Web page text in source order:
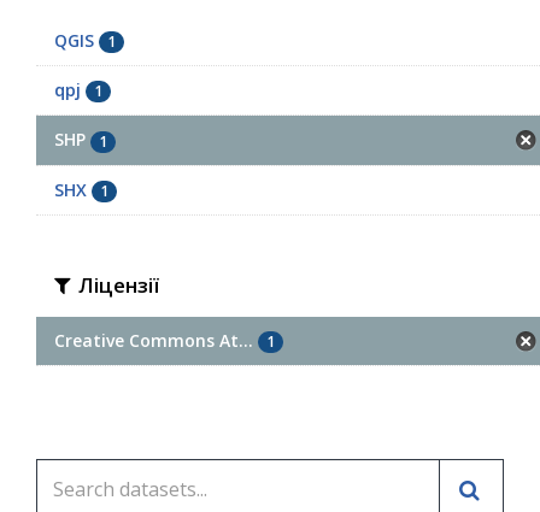
QGIS 1
qpj 1
SHP 1
SHX 1
Ліцензії
Creative Commons At... 1